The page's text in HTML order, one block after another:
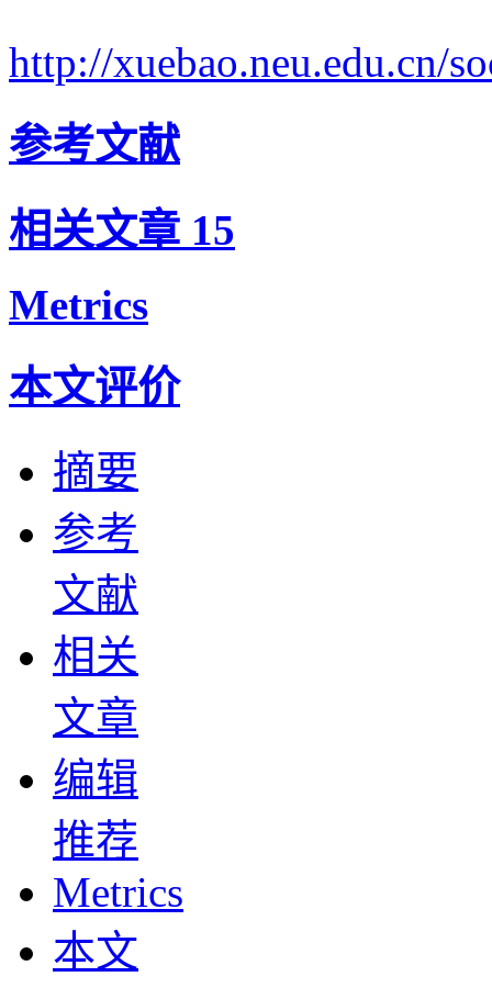
http://xuebao.neu.edu.cn/
参考文献
相关文章 15
Metrics
本文评价
摘要
参考
文献
相关
文章
编辑
推荐
Metrics
本文